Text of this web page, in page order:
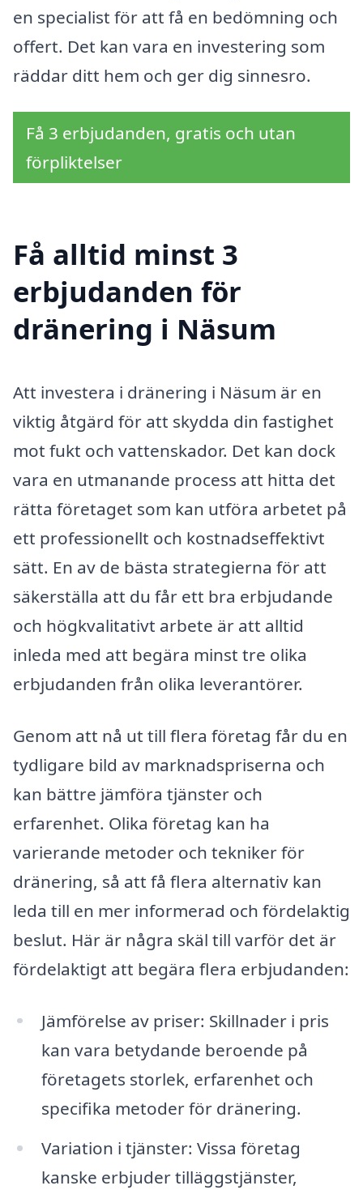
en specialist för att få en bedömning och
offert. Det kan vara en investering som
räddar ditt hem och ger dig sinnesro.
Få 3 erbjudanden, gratis och utan
förpliktelser
Få alltid minst 3
erbjudanden för
dränering i Näsum
Att investera i dränering i Näsum är en
viktig åtgärd för att skydda din fastighet
mot fukt och vattenskador. Det kan dock
vara en utmanande process att hitta det
rätta företaget som kan utföra arbetet på
ett professionellt och kostnadseffektivt
sätt. En av de bästa strategierna för att
säkerställa att du får ett bra erbjudande
och högkvalitativt arbete är att alltid
inleda med att begära minst tre olika
erbjudanden från olika leverantörer.
Genom att nå ut till flera företag får du en
tydligare bild av marknadspriserna och
kan bättre jämföra tjänster och
erfarenhet. Olika företag kan ha
varierande metoder och tekniker för
dränering, så att få flera alternativ kan
leda till en mer informerad och fördelaktig
beslut. Här är några skäl till varför det är
fördelaktigt att begära flera erbjudanden:
Jämförelse av priser: Skillnader i pris
kan vara betydande beroende på
företagets storlek, erfarenhet och
specifika metoder för dränering.
Variation i tjänster: Vissa företag
kanske erbjuder tilläggstjänster,